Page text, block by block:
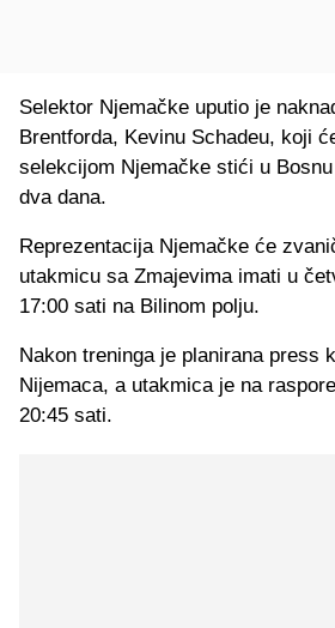
Selektor Njemačke uputio je
Brentforda, Kevinu Schadeu, koji
selekcijom Njemačke stići u
dva dana.
Reprezentacija Njemačke će
utakmicu sa Zmajevima imati u
17:00 sati na Bilinom polju.
Nakon treninga je planirana press
Nijemaca, a utakmica je na
20:45 sati.